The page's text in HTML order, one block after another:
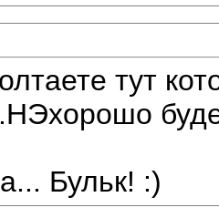
тут
Бульк! :)